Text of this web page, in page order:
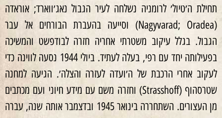
תחילת ה׳טיול׳ לרומניה נשלחה לעיר הגבול נאג׳ווארד; אוראדה
(Nagyvarad; Oradea) וסייעה בהעברת הבורחים אל עבר
הגבול. בגלל עיקוב משטרתי אחריה חזרה לבודפשט והמשיכה
בפעילותה יחד עם רפי, בעלה לעתיד. ביולי 1944 נסעה לווינה כדי
לעקוב אחרי הרכבת של ה׳ועדה לעזרה והצלה׳. הגיעה למחנה
שטרסהוף (Strasshoff) וחזרה משם עם מידע חיוני ועם מכתבים
מן העצורים. השתחררה בינואר 1945 ובדצמבר אותה שנה, עברה